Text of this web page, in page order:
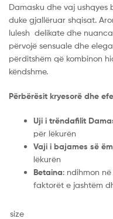
Damasku dhe vaj ushqyes
duke gjallëruar shqisat.
lulesh delikate dhe
përvojë sensuale dhe
përditshëm që kombinon
këndshme.
Përbërësit kryesorë dhe
Uji i trëndafilit
për lëkurën
Vaji i bajames së
lëkurën
Betaina: ndihmon
faktorët e jashtëm
size